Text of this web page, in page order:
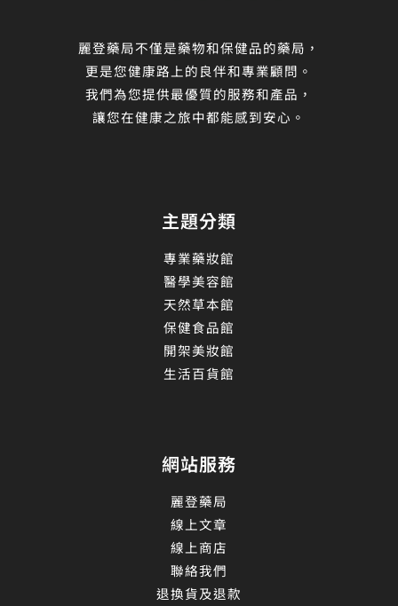
麗登藥局不僅是藥物和保健品的藥局，
更是您健康路上的良伴和專業顧問。
我們為您提供最優質的服務和產品，
讓您在健康之旅中都能感到安心。
主題分類
專業藥妝館
醫學美容館
天然草本館
保健食品館
開架美妝館
生活百貨館
網站服務
麗登藥局
線上文章
線上商店
聯絡我們
退換貨及退款